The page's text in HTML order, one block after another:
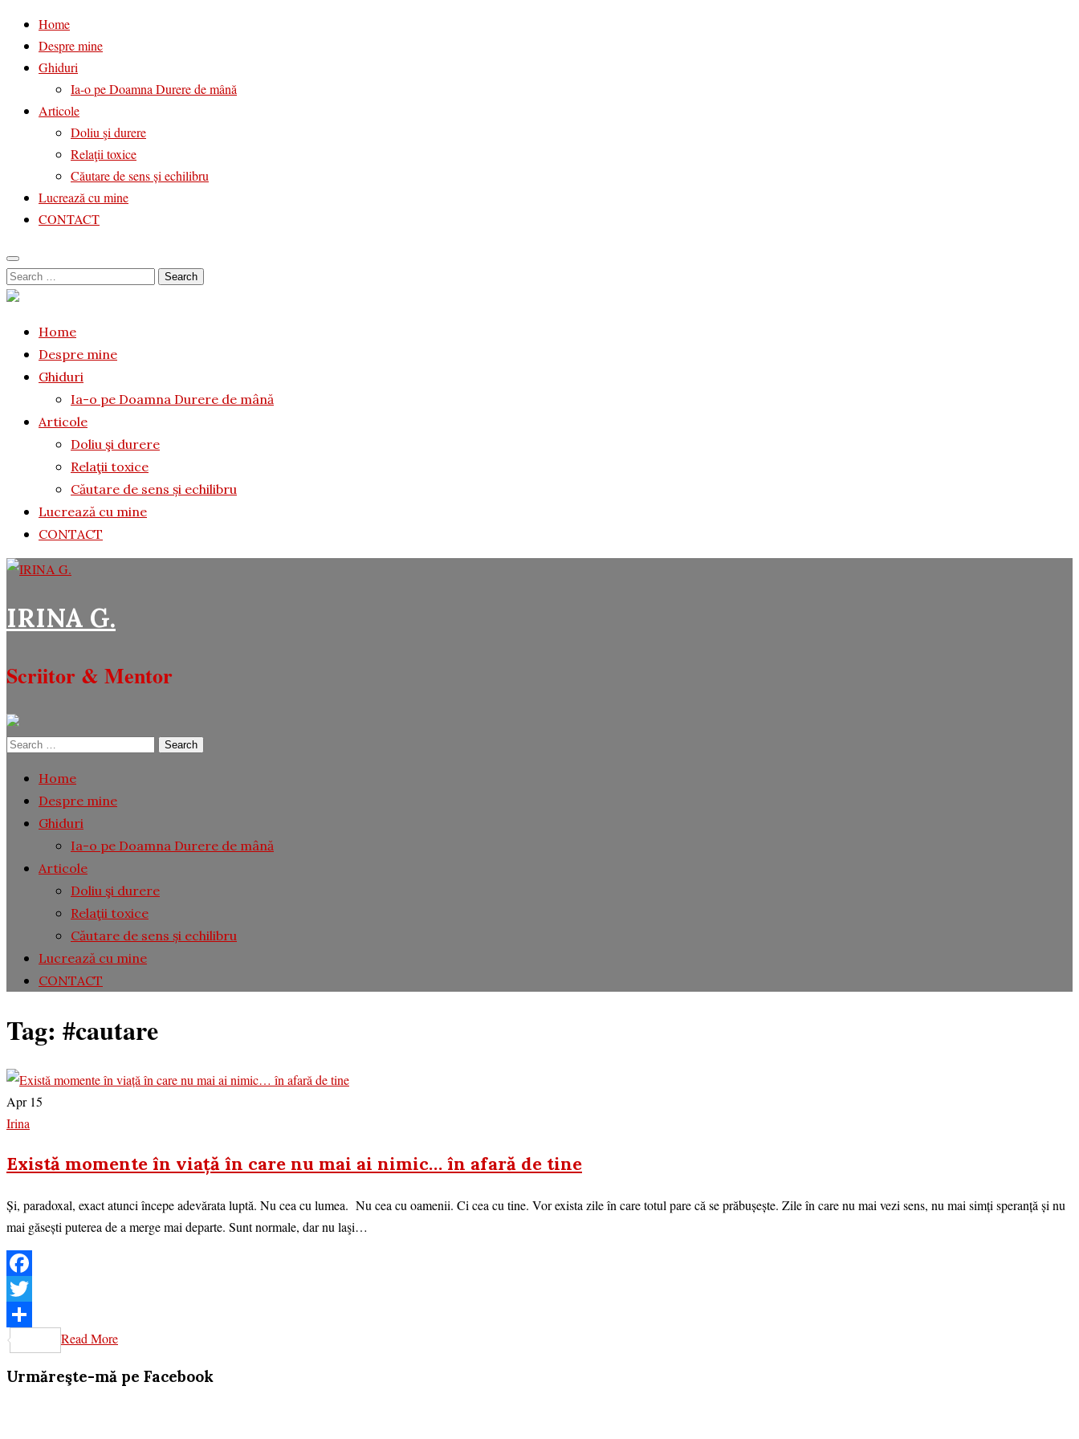
Home
Despre mine
Ghiduri
Ia-o pe Doamna Durere de mână
Articole
Doliu şi durere
Relaţii toxice
Căutare de sens și echilibru
Lucrează cu mine
CONTACT
Skip
to
Search
for:
Home
Despre mine
Ghiduri
Ia-o pe Doamna Durere de mână
Articole
Doliu şi durere
Relaţii toxice
Căutare de sens și echilibru
Lucrează cu mine
CONTACT
IRINA G.
Scriitor & Mentor
Search
Home
Despre mine
Ghiduri
Ia-o pe Doamna Durere de mână
Articole
Doliu şi durere
Relaţii toxice
Căutare de sens și echilibru
Lucrează cu mine
CONTACT
Tag: #cautare
Apr 15
Irina
Există momente în viață în care nu mai ai nimic… în afară de tine
Și, paradoxal, exact atunci începe adevărata luptă. Nu cea cu lumea. Nu cea cu oamenii. Ci cea cu tine. Vor exista zile în care totul pare că se prăbușește. Zile în care nu mai vezi sens, nu mai simți speranță și nu
mai găsești puterea de a merge mai departe. Sunt normale, dar nu laşi…
Facebook
Twitter
Share
Read More
Urmăreşte-mă pe Facebook